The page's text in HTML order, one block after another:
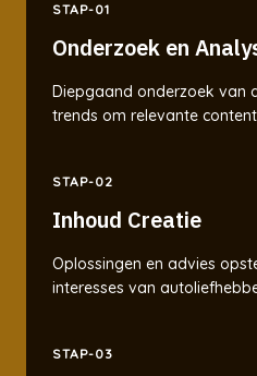
STAP-01
Onderzoek en
Diepgaand onderzoek van
trends om relevante
STAP-02
Inhoud Creatie
Oplossingen en advies
interesses van
STAP-03